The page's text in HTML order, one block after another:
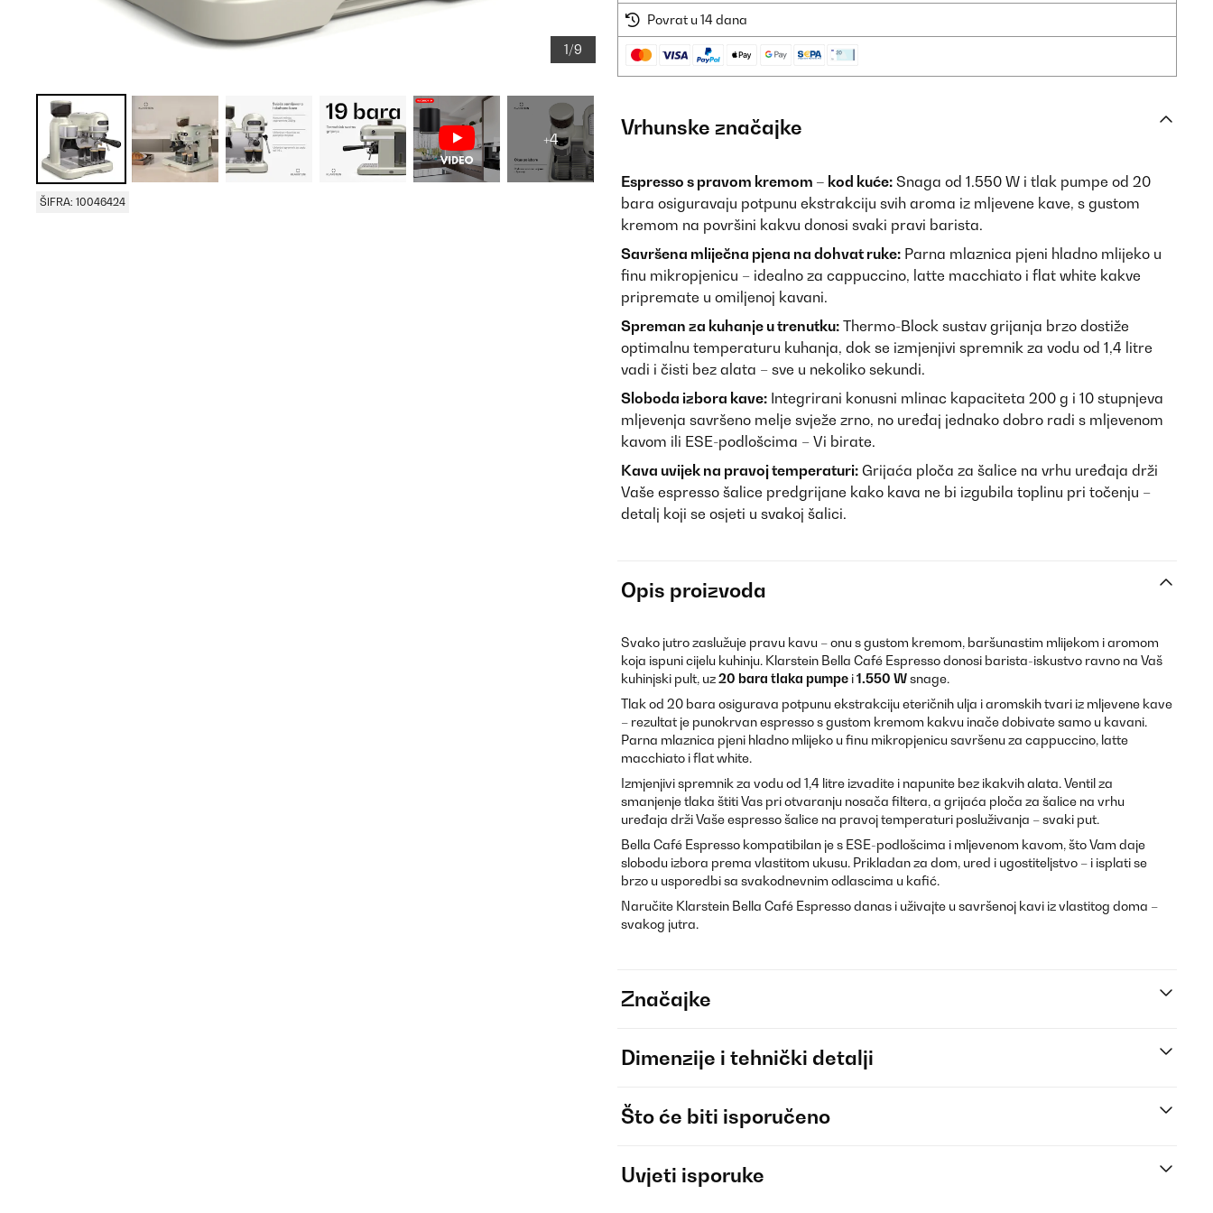
1/9
+4
ŠIFRA: 10046424
Povrat u 14 dana
Vrhunske značajke
Espresso s pravom kremom – kod kuće: Snaga od 1.550 W i tlak pumpe od 20
bara osiguravaju potpunu ekstrakciju svih aroma iz mljevene kave, s gustom
kremom na površini kakvu donosi svaki pravi barista.
Savršena mliječna pjena na dohvat ruke: Parna mlaznica pjeni hladno mlijeko u
finu mikropjenicu – idealno za cappuccino, latte macchiato i flat white kakve
pripremate u omiljenoj kavani.
Spreman za kuhanje u trenutku: Thermo-Block sustav grijanja brzo dostiže
optimalnu temperaturu kuhanja, dok se izmjenjivi spremnik za vodu od 1,4 litre
vadi i čisti bez alata – sve u nekoliko sekundi.
Sloboda izbora kave: Integrirani konusni mlinac kapaciteta 200 g i 10 stupnjeva
mljevenja savršeno melje svježe zrno, no uređaj jednako dobro radi s mljevenom
kavom ili ESE-podlošcima – Vi birate.
Kava uvijek na pravoj temperaturi: Grijaća ploča za šalice na vrhu uređaja drži
Vaše espresso šalice predgrijane kako kava ne bi izgubila toplinu pri točenju –
detalj koji se osjeti u svakoj šalici.
Opis proizvoda
Svako jutro zaslužuje pravu kavu – onu s gustom kremom, baršunastim mlijekom i aromom
koja ispuni cijelu kuhinju. Klarstein Bella Café Espresso donosi barista-iskustvo ravno na Vaš
kuhinjski pult, uz20 bara tlaka pumpe i1.550 Wsnage.
Tlak od 20 bara osigurava potpunu ekstrakciju eteričnih ulja i aromskih tvari iz mljevene kave
– rezultat je punokrvan espresso s gustom kremom kakvu inače dobivate samo u kavani.
Parna mlaznica pjeni hladno mlijeko u finu mikropjenicu savršenu za cappuccino, latte
macchiato i flat white.
Izmjenjivi spremnik za vodu od 1,4 litre izvadite i napunite bez ikakvih alata. Ventil za
smanjenje tlaka štiti Vas pri otvaranju nosača filtera, a grijaća ploča za šalice na vrhu
uređaja drži Vaše espresso šalice na pravoj temperaturi posluživanja – svaki put.
Bella Café Espresso kompatibilan je s ESE-podlošcima i mljevenom kavom, što Vam daje
slobodu izbora prema vlastitom ukusu. Prikladan za dom, ured i ugostiteljstvo – i isplati se
brzo u usporedbi sa svakodnevnim odlascima u kafić.
Naručite Klarstein Bella Café Espresso danas i uživajte u savršenoj kavi iz vlastitog doma –
svakog jutra.
Značajke
Dimenzije i tehnički detalji
Što će biti isporučeno
Uvjeti isporuke